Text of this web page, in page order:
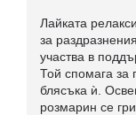
Лайката
за
участва в
Той спомага за
блясъка ѝ.
розмарин се